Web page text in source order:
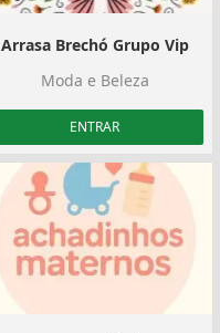
Arrasa Brechó Grupo Vip
Moda e Beleza
ENTRAR